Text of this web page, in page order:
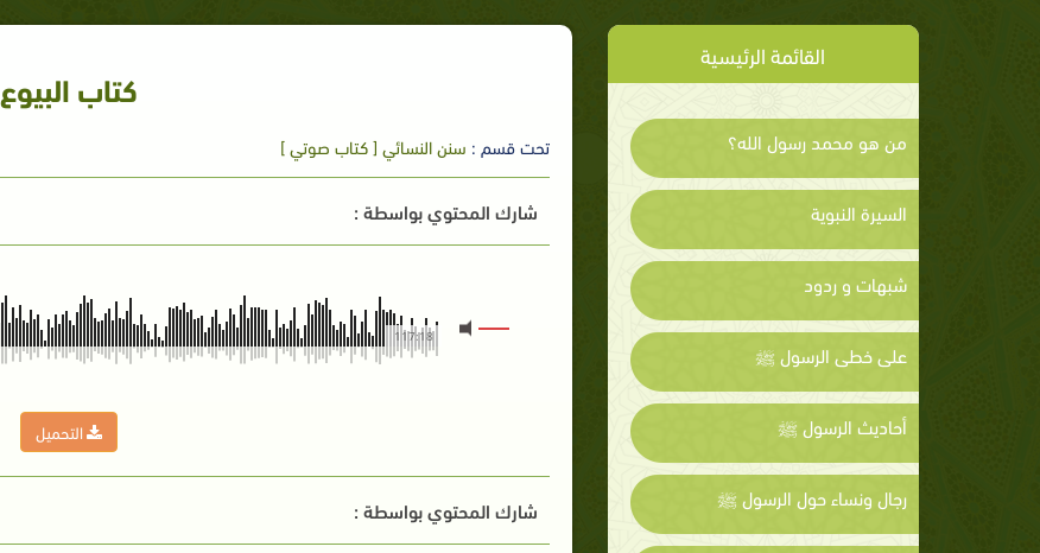
القائمة الرئيسية
من هو محمد رسول الله؟
السيرة النبوية
شبهات و ردود
على خطى الرسول ﷺ
أحاديث الرسول ﷺ
رجال ونساء حول الرسول ﷺ
كتاب البيوع
تحت قسم : سنن النسائي [ كتاب صوتي ]
شارك المحتوي بواسطة :
117:18
التحميل
شارك المحتوي بواسطة :